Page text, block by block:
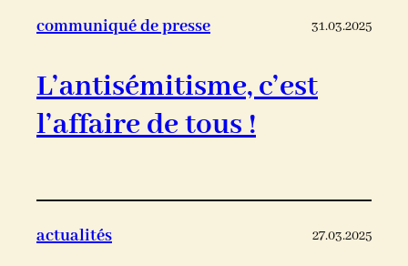
communiqué de presse 31.03.2025
L’antisémitisme, c’est
l’affaire de tous !
actualités 27.03.2025